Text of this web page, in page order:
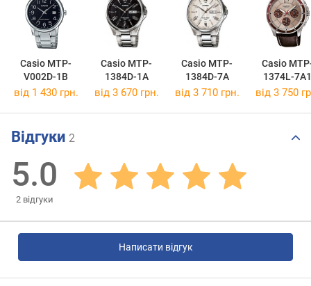
Casio MTP-
V002D-1B
Casio MTP-
1384D-1A
Casio MTP-
1384D-7A
Casio
1374L-7A1
від 1 430 грн. від 3 670 грн. від 3 710 грн. від 3 750
Відгуки 2
5.0
2 відгуки
Написати відгук